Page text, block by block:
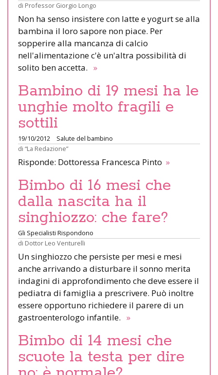
di Professor Giorgio Longo
Non ha senso insistere con latte e yogurt se alla
bambina il loro sapore non piace. Per
sopperire alla mancanza di calcio
nell'alimentazione c'è un'altra possibilità di
solito ben accetta. »
Bambino di 19 mesi ha le
unghie molto fragili e
sottili
19/10/2012
Salute del bambino
di “La Redazione”
Risponde: Dottoressa Francesca Pinto »
Bimbo di 16 mesi che
dalla nascita ha il
singhiozzo: che fare?
Gli Specialisti Rispondono
di Dottor Leo Venturelli
Un singhiozzo che persiste per mesi e mesi
anche arrivando a disturbare il sonno merita
indagini di approfondimento che deve essere il
pediatra di famiglia a prescrivere. Può inoltre
essere opportuno richiedere il parere di un
gastroenterologo infantile. »
Bimbo di 14 mesi che
scuote la testa per dire